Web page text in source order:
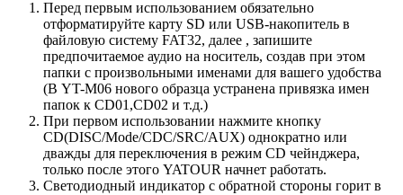
Перед первым использованием обязательно
отформатируйте карту SD или USB-накопитель в
файловую систему FAT32, далее , запишите
предпочитаемое аудио на носитель, создав при этом
папки с произвольными именами для вашего удобства
(В YT-M06 нового образца устранена привязка имен
папок к CD01,CD02 и т.д.)
При первом использовании нажмите кнопку
CD(DISC/Mode/CDC/SRC/AUX) однократно или
дважды для переключения в режим CD чейнджера,
только после этого YATOUR начнет работать.
Светодиодный индикатор с обратной стороны горит в